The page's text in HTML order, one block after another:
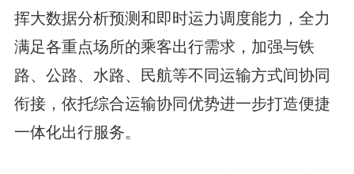
挥大数据分析预测和即时运力调度能力，全力
满足各重点场所的乘客出行需求，加强与铁
路、公路、水路、民航等不同运输方式间协同
衔接，依托综合运输协同优势进一步打造便捷
一体化出行服务。